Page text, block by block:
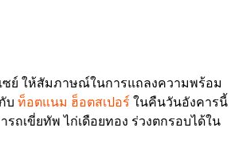
ซย์ ให้สัมภาษณ์ในการแถลงความพร้อม
บ ท็อตแนม ฮ็อตสเปอร์ ในคืนวันอังคารนี้
ถเขี่ยทัพ ไก่เดือยทอง ร่วงตกรอบได้ใน